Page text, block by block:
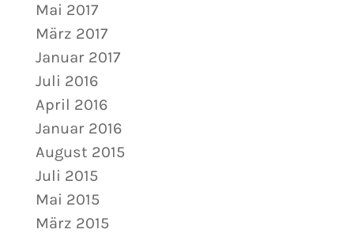
Mai 2017
März 2017
Januar 2017
Juli 2016
April 2016
Januar 2016
August 2015
Juli 2015
Mai 2015
März 2015